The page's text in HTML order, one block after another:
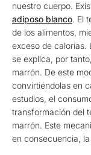
nuestro cuerpo.
adiposo blanco. El
de los alimentos,
exceso de calorías.
se explica, por
marrón. De este
convirtiéndolas en
estudios, el
transformación del
marrón. Este
en consecuencia,